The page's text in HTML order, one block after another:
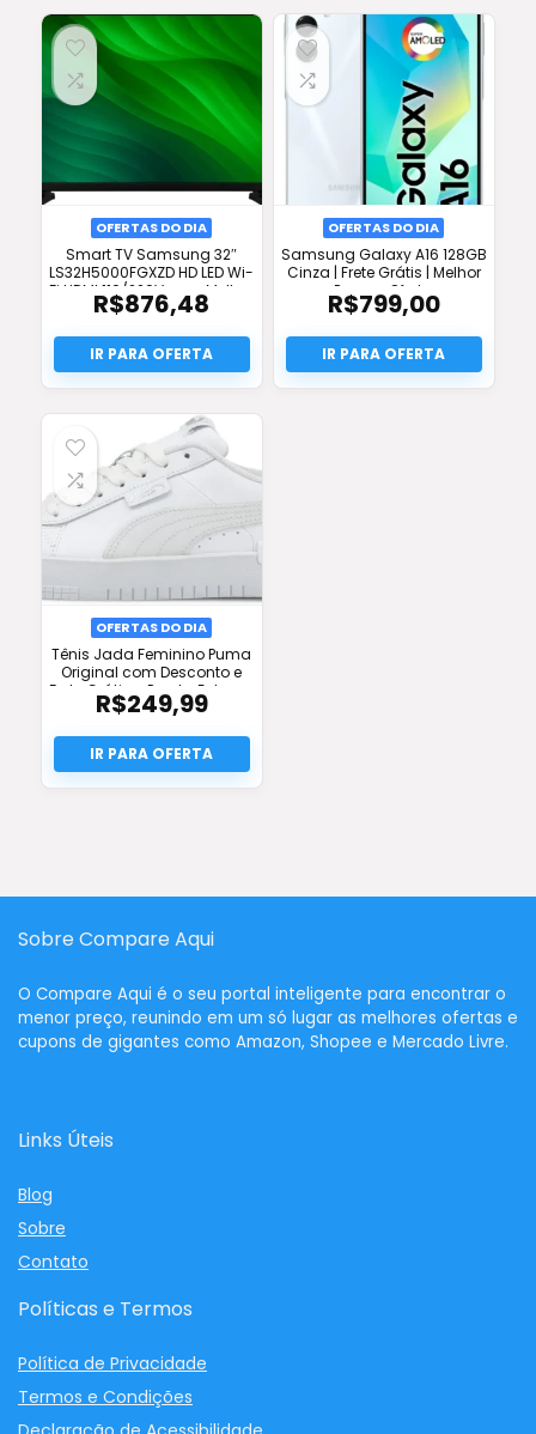
OFERTAS DO DIA
Smart TV Samsung 32″
LS32H5000FGXZD HD LED Wi-
Fi HDMI 110/220V com Melhor
Preço e Frete Grátis!
R$876,48
OFERTAS DO DIA
Samsung Galaxy A16 128GB
Cinza | Frete Grátis | Melhor
Preço e Oferta
R$799,00
OFERTAS DO DIA
Tênis Jada Feminino Puma
Original com Desconto e
Frete Grátis – Pronta Entrega
R$249,99
Sobre Compare Aqui
O Compare Aqui é o seu portal inteligente para encontrar o
menor preço, reunindo em um só lugar as melhores ofertas e
cupons de gigantes como Amazon, Shopee e Mercado Livre.
Links Úteis
Blog
Sobre
Contato
Políticas e Termos
Política de Privacidade
Termos e Condições